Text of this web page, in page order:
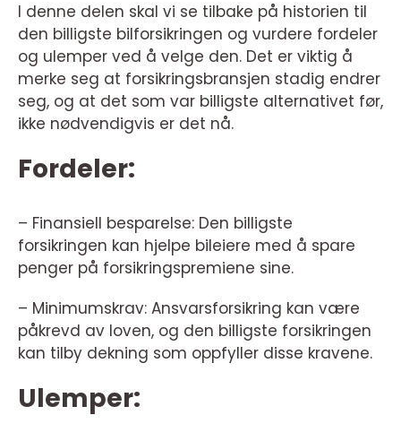
I denne delen skal vi se tilbake på historien til
den billigste bilforsikringen og vurdere fordeler
og ulemper ved å velge den. Det er viktig å
merke seg at forsikringsbransjen stadig endrer
seg, og at det som var billigste alternativet før,
ikke nødvendigvis er det nå.
Fordeler:
– Finansiell besparelse: Den billigste
forsikringen kan hjelpe bileiere med å spare
penger på forsikringspremiene sine.
– Minimumskrav: Ansvarsforsikring kan være
påkrevd av loven, og den billigste forsikringen
kan tilby dekning som oppfyller disse kravene.
Ulemper: